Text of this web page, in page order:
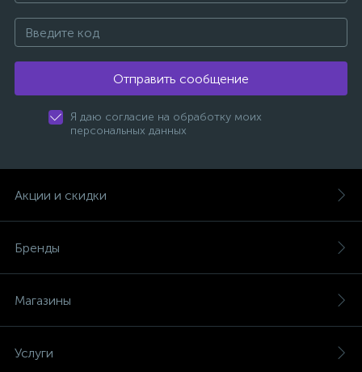
Отправить сообщение
Я даю согласие на обработку моих
персональных данных
Акции и скидки
Бренды
Магазины
Услуги